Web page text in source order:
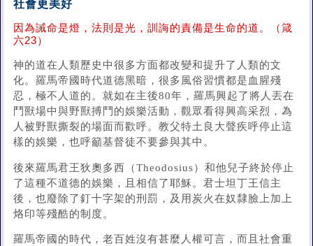
社會更美好
因為誡命是燈，法則是光，訓誨的責備是生命的道。（箴
六23）
神的道在人類歷史中很多方面都改變和提升了人類的文
化。羅馬帝國時代道德黑暗，很多風俗習慣都是血腥殘
忍，極不人道的。就如在主後80年，羅馬興起了將人丟在
鬥獸場中與野獸搏鬥的娛樂活動，觀眾看得興高采烈，為
人被野獸撕裂的場面而歡呼。教父特土良大聲疾呼停止這
樣的娛樂，也呼籲基督徒不要參與其中。
後來羅馬君王狄奧多西（Theodosius）和他兒子終於停止
了這種不道德的娛樂，且相信了耶穌。君士坦丁王信主
後，也廢除了釘十字架的刑罰，及用炭火在奴隸臉上加上
烙印等殘酷的制度。
羅馬帝國的時代，老百姓沒有甚麼人權可言，而且社會重